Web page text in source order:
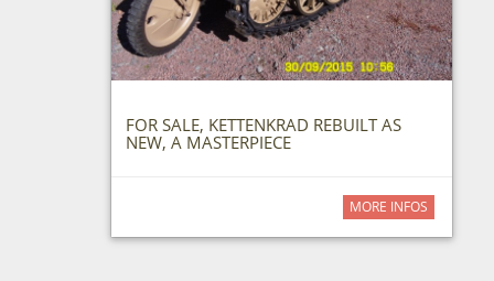
FOR SALE, KETTENKRAD REBUILT AS
NEW, A MASTERPIECE
MORE INFOS